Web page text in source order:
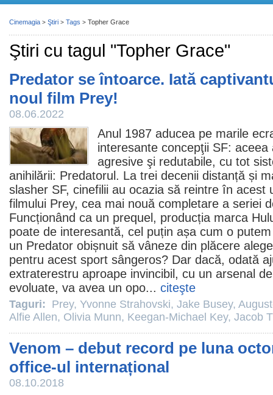
Ştiri cu tagul "Topher Grace"
Predator se întoarce. Iată
noul film Prey!
08.06.2022
Anul 1987 aducea pe marile
interesante concepţii SF:
agresive şi redutabile, cu tot
anihilării: Predatorul. La trei decenii distanță și
slasher SF, cinefilii au ocazia să reintre în acest
filmului Prey, cea mai nouă completare a seriei
Funcționând ca un prequel, producția marca
poate de interesantă, cel puțin așa cum o
un Predator obișnuit să vâneze din plăcere
pentru acest sport sângeros? Dar dacă, odată
extraterestru aproape invincibil, cu un arsenal
evoluate, va avea un opo... citeşte
Taguri: Prey, Yvonne Strahovski, Jake Busey,
Alfie Allen, Olivia Munn, Keegan-Michael Key, Jacob
Venom – debut record pe luna
office-ul internațional
08.10.2018
Cinemagia > Ştiri > Tags > Topher Grace